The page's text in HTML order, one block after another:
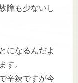
障も少ないし
になるんだよ
す。
辛辣ですが今